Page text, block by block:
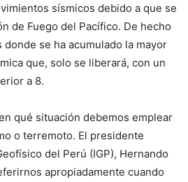
sísmicos debido a que se
de Fuego del Pacífico. De hecho
donde se ha acumulado la mayor
que, solo se liberará, con un
a 8.
qué situación debemos emplear
o terremoto. El presidente
del Perú (IGP), Hernando
apropiadamente cuando